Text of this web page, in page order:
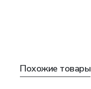
Похожие товары